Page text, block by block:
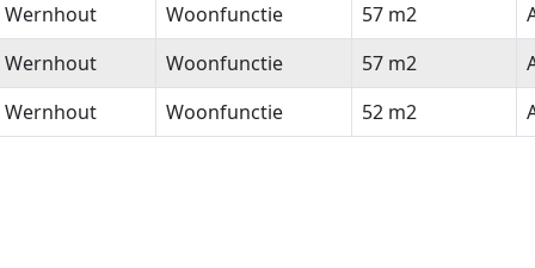
Wernhout Woonfunctie 57 m2
Wernhout Woonfunctie 57 m2
Wernhout Woonfunctie 52 m2